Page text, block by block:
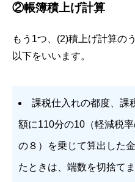
②帳簿積上げ計算
もう1つ、(2)積上げ計算のう
以下をいいます。
課税仕入れの都度、課
額に110分の10（軽減税
の８）を乗じて算出した
たときは、端数を切捨て